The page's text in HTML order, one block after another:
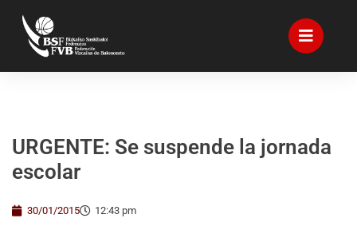
URGENTE: Se suspende la jornada
escolar
30/01/2015 12:43 pm